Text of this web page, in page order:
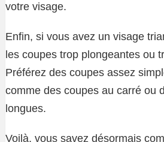
votre visage.
Enfin, si vous avez un visage
les coupes trop plongeantes ou
Préférez des coupes assez
comme des coupes au carré ou
longues.
Voilà, vous savez désormais